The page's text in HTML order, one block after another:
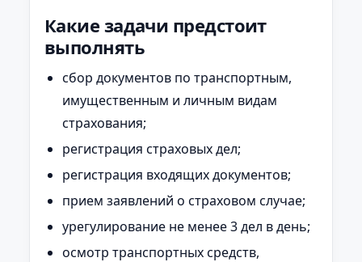
Какие задачи предстоит
выполнять
сбор документов по транспортным,
имущественным и личным видам
страхования;
регистрация страховых дел;
регистрация входящих документов;
прием заявлений о страховом случае;
урегулирование не менее 3 дел в день;
осмотр транспортных средств,